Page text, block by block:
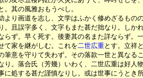
の風雅おもうべし。
より画道を志し、文学はふかく修めざるもの
字多く、文字もまた甚だ拙なり。しかれ
早く死す。後妻其の名また詳ならず。一
を継がしむ。これを二世広重とす。立祥
守りて失わず。その落款一世と異なるこ
合氏（芳幾）いわく、二世広重は好人物
る甚だ謹慎なりし。或は世事にうとき所